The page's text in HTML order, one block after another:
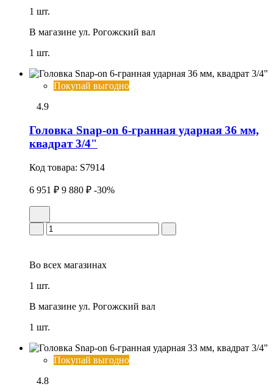
1 шт.
В магазине ул. Рогожский вал
1 шт.
Покупай выгодно
4.9
Головка Snap-on 6-гранная ударная 36 мм,
квадрат 3/4"
Код товара: S7914
6 951 ₽ 9 880 ₽ -30%
Во всех магазинах
1 шт.
В магазине ул. Рогожский вал
1 шт.
Покупай выгодно
4.8